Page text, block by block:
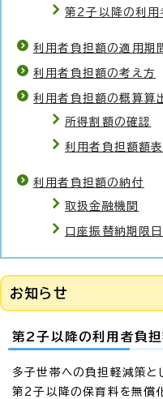
第2子以降の利用
利用者負担額の適用期
利用者負担額の考え方
利用者負担額の概算算
所得割額の確認
利用者負担額額表
利用者負担額の納付
取扱金融機関
口座振替納期限日
お知らせ
第2子以降の利用者負担
多子世帯への負担軽減策と
第2子以降の保育料を無償化